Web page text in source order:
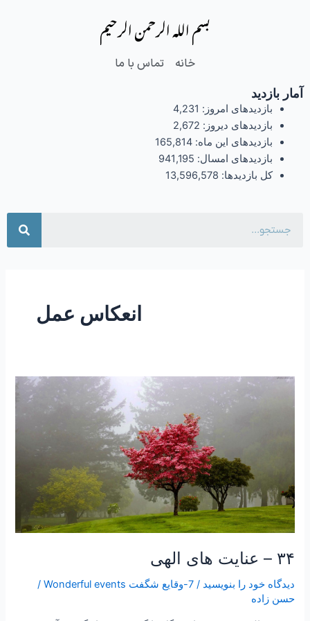
بسم الله الرحمن الرحیم
خانه تماس با ما
آمار بازدید
بازدیدهای امروز: 4,231
بازدیدهای دیروز: 2,672
بازدیدهای این ماه: 165,814
بازدیدهای امسال: 941,195
کل بازدیدها: 13,596,578
انعکاس عمل
۳۴ – عنایت های الهی
دیدگاه‌ خود را بنویسید /7-وقایع شگفت Wonderful events
/
حسن زاده
۳۴